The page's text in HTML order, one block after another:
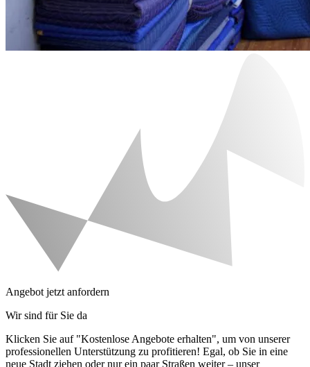
Angebot jetzt anfordern
Wir sind für Sie da
Klicken Sie auf "Kostenlose Angebote erhalten", um von unserer
professionellen Unterstützung zu profitieren! Egal, ob Sie in eine
neue Stadt ziehen oder nur ein paar Straßen weiter – unser